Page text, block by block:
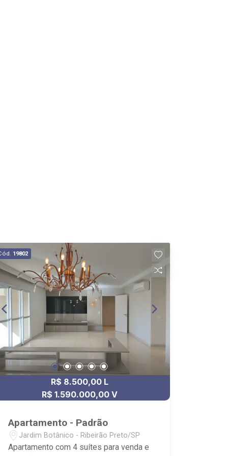
19802
R$ 8.500,00 L
R$ 1.590.000,00 V
Apartamento - Padrão
Jardim Botânico - Ribeirão Preto/SP
Apartamento com 4 suítes para venda e